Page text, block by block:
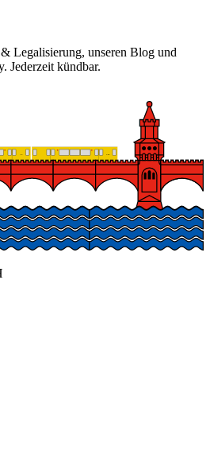
Legalisierung, unseren Blog und
Jederzeit kündbar.